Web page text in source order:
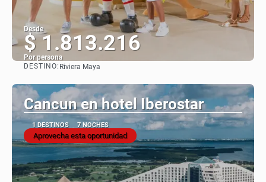
Desde
$ 1.813.216
Por persona
DESTINO: Riviera Maya
Cancun en hotel Iberostar
1 DESTINOS 7 NOCHES
Aprovecha esta oportunidad